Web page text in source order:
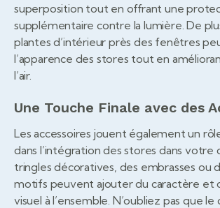
superposition tout en offrant une
supplémentaire contre la lumière. De
plantes d’intérieur près des fenêtres
l’apparence des stores tout en
l’air.
Une Touche Finale avec des
Les accessoires jouent également un
dans l’intégration des stores dans votre
tringles décoratives, des embrasses ou
motifs peuvent ajouter du caractère et
visuel à l’ensemble. N’oubliez pas que le